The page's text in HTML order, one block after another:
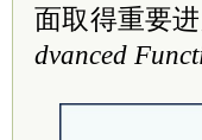
面取得重要
dvanced